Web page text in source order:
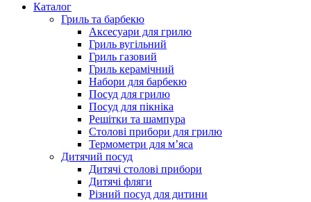
Каталог
Гриль та барбекю
Аксесуари для грилю
Гриль вугільний
Гриль газовий
Гриль керамічний
Набори для барбекю
Посуд для грилю
Посуд для пікніка
Решітки та шампура
Столові прибори для грилю
Термометри для м’яса
Дитячий посуд
Дитячі столові прибори
Дитячі фляги
Різний посуд для дитини